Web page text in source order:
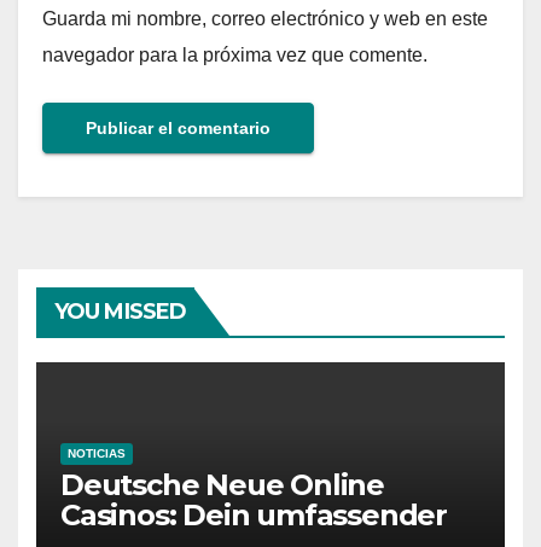
Guarda mi nombre, correo electrónico y web en este
navegador para la próxima vez que comente.
YOU MISSED
NOTICIAS
Deutsche Neue Online
Casinos: Dein umfassender